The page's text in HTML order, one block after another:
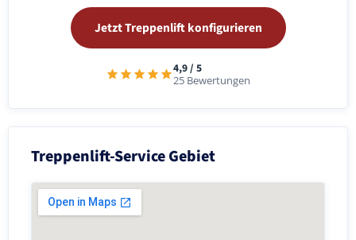
Jetzt Treppenlift konfigurieren
4,9 / 5
25 Bewertungen
Treppenlift-Service Gebiet